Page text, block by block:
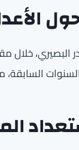
البصيري، خلال